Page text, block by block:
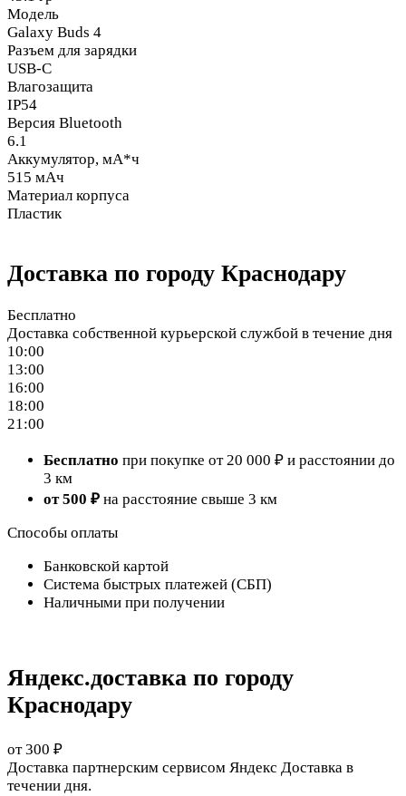
Модель
Galaxy Buds 4
Разъем для зарядки
USB-C
Влагозащита
IP54
Версия Bluetooth
6.1
Аккумулятор, мА*ч
515 мАч
Материал корпуса
Пластик
Доставка по городу Краснодару
Бесплатно
Доставка собственной курьерской службой в течение дня
10:00
13:00
16:00
18:00
21:00
Бесплатно при покупке от 20 000 ₽ и расстоянии до
3 км
от 500 ₽ на расстояние свыше 3 км
Способы оплаты
Банковской картой
Система быстрых платежей (СБП)
Наличными при получении
Яндекс.доставка по городу
Краснодару
от 300 ₽
Доставка партнерским сервисом Яндекс Доставка в
течении дня.